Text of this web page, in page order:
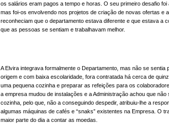
os salários eram pagos a tempo e horas. O seu primeiro desafio foi
mas foi-os envolvendo nos projetos de criação de novas ofertas e
reconheciam que o departamento estava diferente e que estava a
que as pessoas se sentiam e trabalhavam melhor.
A Elvira integrava formalmente o Departamento, mas não se sentia
origem e com baixa escolaridade, fora contratada há cerca de
uma pequena cozinha e preparar as refeições para os
a empresa mudou de instalações e a Administração achou que
cozinha, pelo que, não a conseguindo despedir, atribuiu-lhe a
algumas máquinas de cafés e “snaks” existentes na Empresa. O
maior parte do dia a contar as moedas.